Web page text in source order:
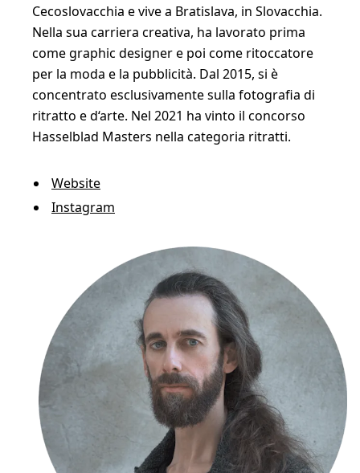
Cecoslovacchia e vive a Bratislava, in Slovacchia.
Nella sua carriera creativa, ha lavorato prima
come graphic designer e poi come ritoccatore
per la moda e la pubblicità. Dal 2015, si è
concentrato esclusivamente sulla fotografia di
ritratto e d‘arte. Nel 2021 ha vinto il concorso
Hasselblad Masters nella categoria ritratti.
Website
Instagram